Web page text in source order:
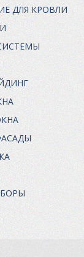
ДЛЯ КРОВЛИ